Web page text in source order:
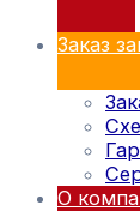
Заказ
О